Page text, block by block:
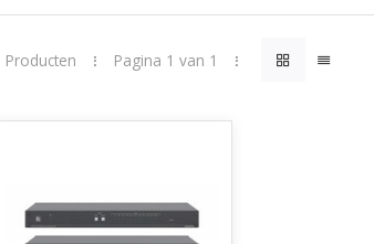
Producten Pagina 1 van 1